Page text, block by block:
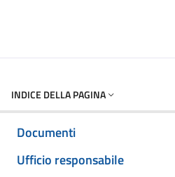
INDICE DELLA PAGINA
Documenti
Ufficio responsabile